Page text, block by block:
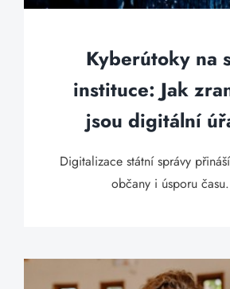
Kyberútoky na
instituce: Jak
jsou digitální
Digitalizace státní správy
občany i úsporu